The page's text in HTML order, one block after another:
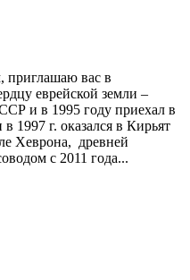
вас в
еврейской земли –
и в 1995 году приехал в
г. оказался в Кирьят
Хеврона, древней
с 2011 года...